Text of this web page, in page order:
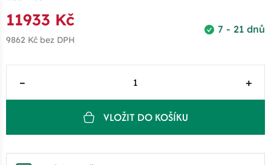
7 - 21 dnů
11933 Kč
9862 Kč bez DPH
– +
VLOŽIT DO KOŠÍKU